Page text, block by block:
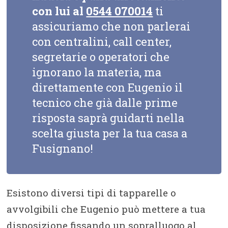
con lui al 0544 070014 ti
assicuriamo che non parlerai
con centralini, call center,
segretarie o operatori che
ignorano la materia, ma
direttamente con Eugenio il
tecnico che già dalle prime
risposta saprà guidarti nella
scelta giusta per la tua casa a
Fusignano!
Esistono diversi tipi di tapparelle o
avvolgibili che Eugenio può mettere a tua
disposizione fissando un sopralluogo al